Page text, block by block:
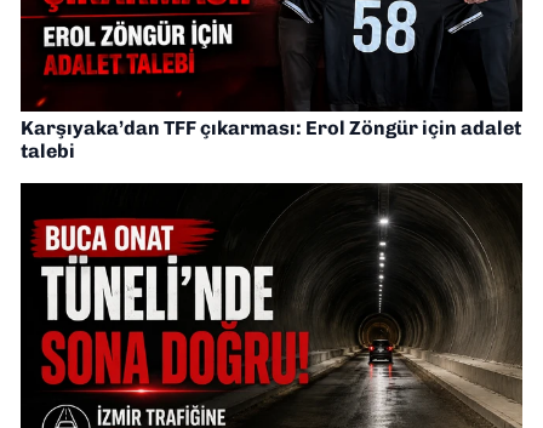
Karşıyaka’dan TFF çıkarması: Erol Zöngür için adalet
talebi